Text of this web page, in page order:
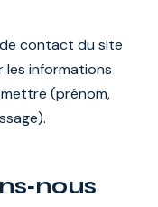
contact du site
les informations
(prénom,